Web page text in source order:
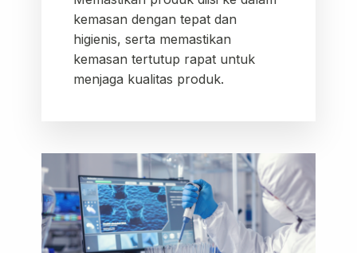
kemasan dengan tepat dan
higienis, serta memastikan
kemasan tertutup rapat untuk
menjaga kualitas produk.